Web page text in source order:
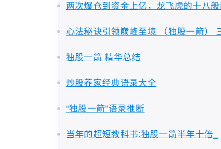
两次爆仓到资金上亿，龙飞虎的十八
心法秘诀引领巅峰至境 （独股一箭）
独股一箭 精华总结
炒股养家经典语录大全
“独股一箭”语录推断
当年的超短教科书:独股一箭半年十倍_